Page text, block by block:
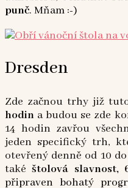
punč. Mňam :-)
Dresden
Zde začnou trhy již
hodin a budou se zde
14 hodin zavřou
jeden specifický trh,
otevřený denně od 10
takéštolová slavnost,
připraven bohatý